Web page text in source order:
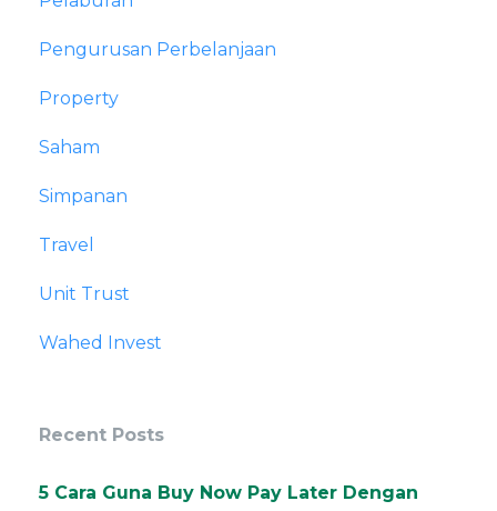
Pengurusan Perbelanjaan
Property
Saham
Simpanan
Travel
Unit Trust
Wahed Invest
Recent Posts
5 Cara Guna Buy Now Pay Later Dengan